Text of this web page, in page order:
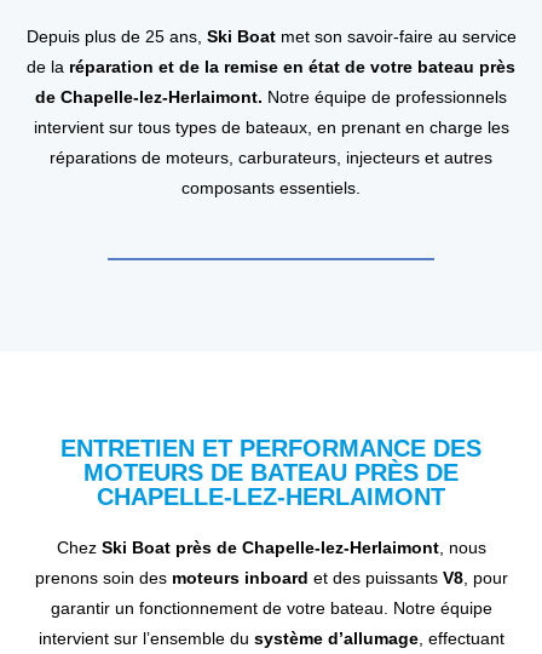
Depuis plus de 25 ans, Ski Boatmet son savoir-faire au service
de la réparation et de la remise en état de votre bateau près
de Chapelle-lez-Herlaimont. Notre équipe de professionnels
intervient sur tous types de bateaux, en prenant en charge les
réparations de moteurs, carburateurs, injecteurs et autres
composants essentiels.
ENTRETIEN ET PERFORMANCE DES
MOTEURS DE BATEAU PRÈS DE
CHAPELLE-LEZ-HERLAIMONT
Chez Ski Boat près de Chapelle-lez-Herlaimont, nous
prenons soin des moteurs inboard et des puissants V8, pour
garantir un fonctionnement de votre bateau. Notre équipe
intervient sur l’ensemble du système d’allumage, effectuant